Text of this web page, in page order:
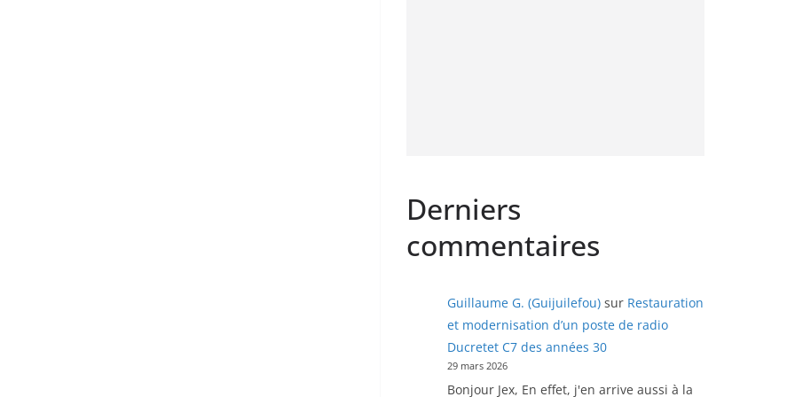
Derniers
commentaires
Guillaume G. (Guijuilefou)sur Restauration
et modernisation d’un poste de radio
Ducretet C7 des années 30
29 mars 2026
Bonjour Jex, En effet, j'en arrive aussi à la